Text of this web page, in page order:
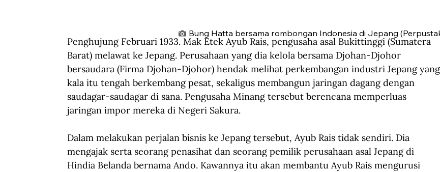
Bung Hatta bersama rombongan Indonesia di Jepang
Penghujung Februari 1933. Mak Etek Ayub Rais, pengusaha asal Bukittinggi (Sumatera
Barat) melawat ke Jepang. Perusahaan yang dia kelola bersama Djohan-Djohor
bersaudara (Firma Djohan-Djohor) hendak melihat perkembangan industri Jepang yang
kala itu tengah berkembang pesat, sekaligus membangun jaringan dagang dengan
saudagar-saudagar di sana. Pengusaha Minang tersebut berencana memperluas
jaringan impor mereka di Negeri Sakura.
Dalam melakukan perjalan bisnis ke Jepang tersebut, Ayub Rais tidak sendiri. Dia
mengajak serta seorang penasihat dan seorang pemilik perusahaan asal Jepang di
Hindia Belanda bernama Ando. Kawannya itu akan membantu Ayub Rais mengurusi